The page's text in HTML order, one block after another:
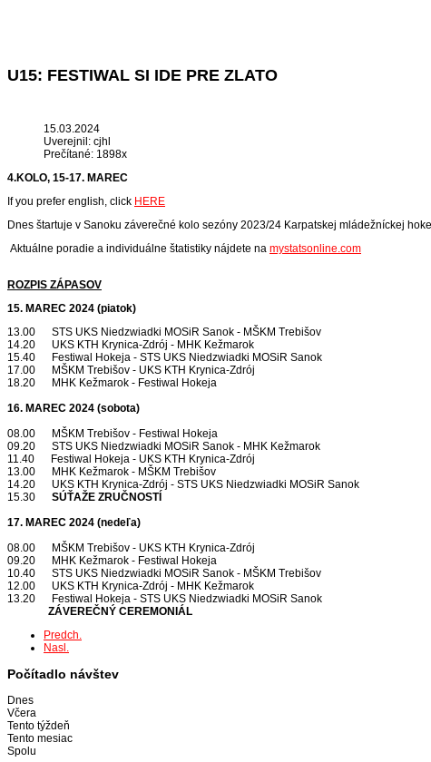
U15: FESTIWAL SI IDE PRE ZLATO
15.03.2024
Uverejnil: cjhl
Prečítané: 1898x
4.KOLO, 15-17. MAREC
If you prefer english, click HERE
Dnes štartuje v Sanoku záverečné kolo sezóny 2023/24 Karpatskej mládežníckej
Aktuálne poradie a individuálne štatistiky nájdete na mystatsonline.com
ROZPIS ZÁPASOV
15. MAREC 2024 (piatok)
13.00 STS UKS Niedzwiadki MOSiR Sanok - MŠKM Trebišov
14.20 UKS KTH Krynica-Zdrój - MHK Kežmarok
15.40 Festiwal Hokeja - STS UKS Niedzwiadki MOSiR Sanok
17.00 MŠKM Trebišov - UKS KTH Krynica-Zdrój
18.20 MHK Kežmarok - Festiwal Hokeja
16. MAREC 2024 (sobota)
08.00 MŠKM Trebišov - Festiwal Hokeja
09.20 STS UKS Niedzwiadki MOSiR Sanok - MHK Kežmarok
11.40 Festiwal Hokeja - UKS KTH Krynica-Zdrój
13.00 MHK Kežmarok - MŠKM Trebišov
14.20 UKS KTH Krynica-Zdrój - STS UKS Niedzwiadki MOSiR Sanok
15.30 SÚŤAŽE ZRUČNOSTÍ
17. MAREC 2024 (nedeľa)
08.00 MŠKM Trebišov - UKS KTH Krynica-Zdrój
09.20 MHK Kežmarok - Festiwal Hokeja
10.40 STS UKS Niedzwiadki MOSiR Sanok - MŠKM Trebišov
12.00 UKS KTH Krynica-Zdrój - MHK Kežmarok
13.20 Festiwal Hokeja - STS UKS Niedzwiadki MOSiR Sanok
ZÁVEREČNÝ CEREMONIÁL
Predch.
Nasl.
Počítadlo návštev
Dnes
Včera
Tento týždeň
Tento mesiac
Spolu